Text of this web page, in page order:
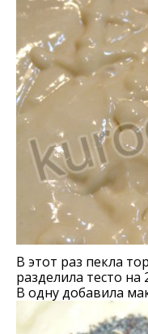
В этот раз пекла
разделила тесто на
В одну добавила